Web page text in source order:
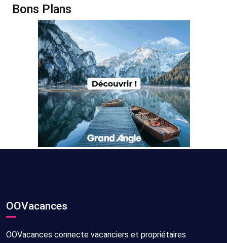
Bons Plans
OOVacances
OOVacances connecte vacanciers et propriétaires